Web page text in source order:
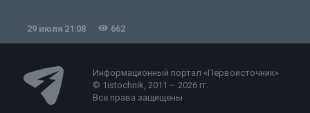
29 июля 21:08 662
Информационный портал «Первоисточник»
© 1istochnik, 2011 – 2026 гг.
Все права защищены